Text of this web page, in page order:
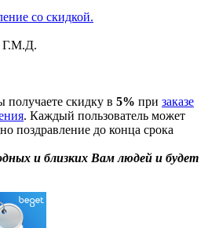
со скидкой.
Г.М.Д.
скидку в 5% при заказе
. Каждый пользователь может
поздравление до конца срока
и близких Вам людей и будет